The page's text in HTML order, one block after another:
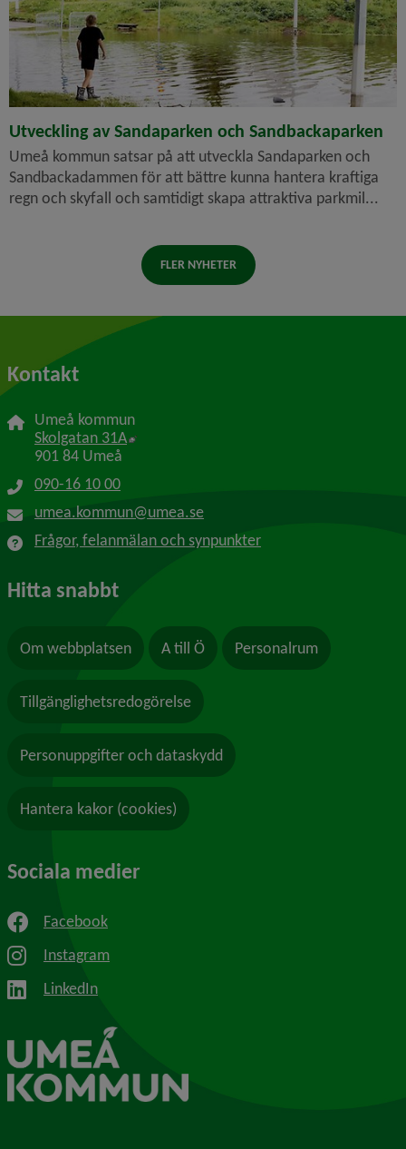
Utveckling av Sandaparken och Sandbackaparken
Umeå kommun satsar på att utveckla Sandaparken och
Sandbackadammen för att bättre kunna hantera kraftiga
regn och skyfall och samtidigt skapa attraktiva parkmil...
FLER NYHETER
Kontakt
Umeå kommun
Skolgatan 31A Länk till annan webbplats, öppnas i nytt
901 84 Umeå
090-16 10 00
umea.kommun@umea.se
Frågor, felanmälan och synpunkter
Hitta snabbt
Om webbplatsen A till Ö Personalrum
Tillgänglighetsredogörelse
Personuppgifter och dataskydd
Hantera kakor (cookies)
Sociala medier
Facebook
Instagram
LinkedIn